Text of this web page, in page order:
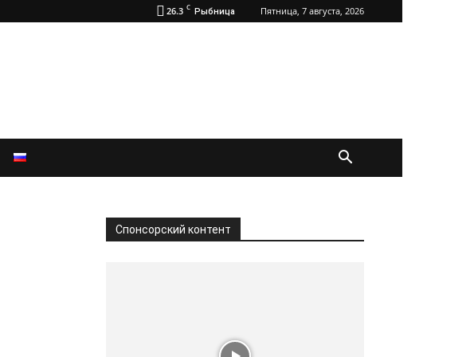
26.3 C Рыбница Пятница, 7 августа, 2026
Спонсорский контент